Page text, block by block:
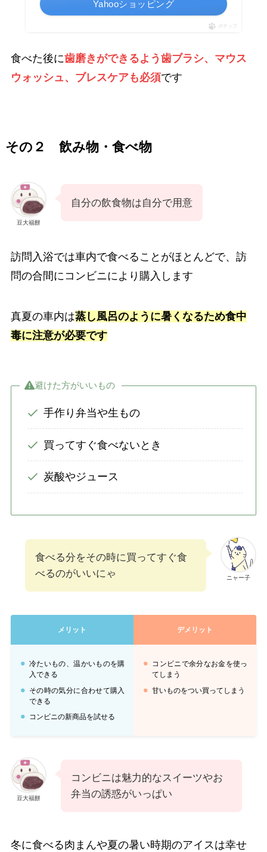
Yahooショッピング
ポチップ
食べた後に歯磨きができるよう歯ブラシ、マウス
ウォッシュ、ブレスケアも必須です
その２ 飲み物・食べ物
豆大福餅
自分の飲食物は自分で用意
訪問入浴では車内で食べることがほとんどで、訪
問の合間にコンビニにより購入します
真夏の車内は蒸し風呂のように暑くなるため食中
毒に注意が必要です
避けた方がいいもの
手作り弁当や生もの
買ってすぐ食べないとき
炭酸やジュース
ニャー子
食べる分をその時に買ってすぐ食
べるのがいいにゃ
メリット デメリット
冷たいもの、温かいものを購
入できる
その時の気分に合わせて購入
できる
コンビニの新商品を試せる
コンビニで余分なお金を使っ
てしまう
甘いものをつい買ってしまう
豆大福餅
コンビニは魅力的なスイーツやお
弁当の誘惑がいっぱい
冬に食べる肉まんや夏の暑い時期のアイスは幸せ